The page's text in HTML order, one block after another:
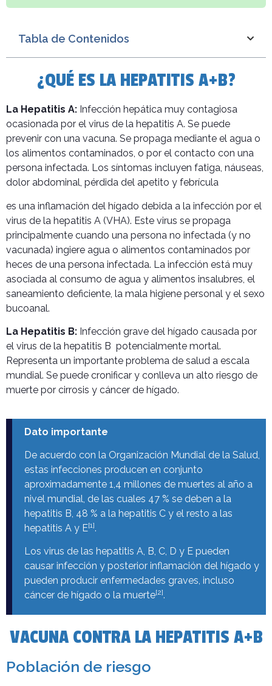
Tabla de Contenidos
¿QUÉ ES LA HEPATITIS A+B?
La Hepatitis A: Infección hepática muy contagiosa
ocasionada por el virus de la hepatitis A. Se puede
prevenir con una vacuna. Se propaga mediante el agua o
los alimentos contaminados, o por el contacto con una
persona infectada. Los síntomas incluyen fatiga, náuseas,
dolor abdominal, pérdida del apetito y febrícula
es una inflamación del hígado debida a la infección por el
virus de la hepatitis A (VHA). Este virus se propaga
principalmente cuando una persona no infectada (y no
vacunada) ingiere agua o alimentos contaminados por
heces de una persona infectada. La infección está muy
asociada al consumo de agua y alimentos insalubres, el
saneamiento deficiente, la mala higiene personal y el sexo
bucoanal.
La Hepatitis B: Infección grave del hígado causada por
el virus de la hepatitis B potencialmente mortal.
Representa un importante problema de salud a escala
mundial. Se puede cronificar y conlleva un alto riesgo de
muerte por cirrosis y cáncer de hígado.
Dato importante
De acuerdo con la Organización Mundial de la Salud,
estas infecciones producen en conjunto
aproximadamente 1,4 millones de muertes al año a
nivel mundial, de las cuales 47 % se deben a la
hepatitis B, 48 % a la hepatitis C y el resto a las
hepatitis A y E[1].
Los virus de las hepatitis A, B, C, D y E pueden
causar infección y posterior inflamación del hígado y
pueden producir enfermedades graves, incluso
cáncer de hígado o la muerte[2].
VACUNA CONTRA LA HEPATITIS A+B
Población de riesgo